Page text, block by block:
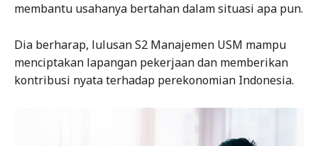
membantu usahanya bertahan dalam situasi apa pun.
Dia berharap, lulusan S2 Manajemen USM mampu
menciptakan lapangan pekerjaan dan memberikan
kontribusi nyata terhadap perekonomian Indonesia.